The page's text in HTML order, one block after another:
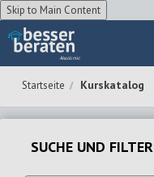
Skip to Main Content
Zum Hauptinhalt wechseln
Kurskatalog
SUCHE UND FILTER